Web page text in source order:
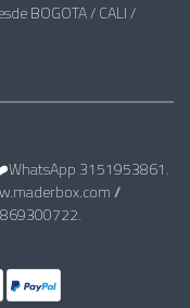
BOGOTA / CALI /
3151953861.
//